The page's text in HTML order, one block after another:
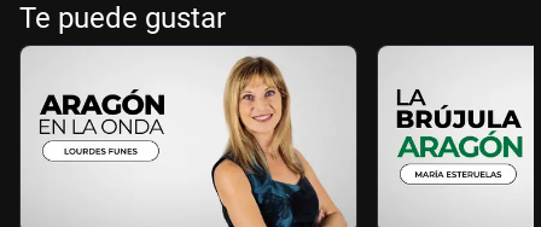
Te puede gustar